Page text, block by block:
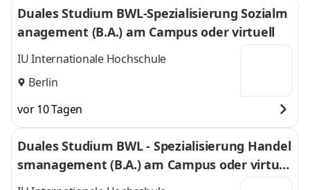
Duales Studium BWL-Spezialisierung Sozialm
anagement (B.A.) am Campus oder virtuell
IU Internationale Hochschule
Berlin
vor 10 Tagen
Duales Studium BWL - Spezialisierung Handel
smanagement (B.A.) am Campus oder virtuel
l